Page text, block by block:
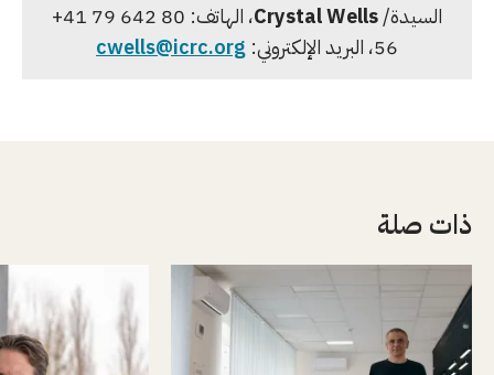
السيدة/Crystal Wells
، الهاتف: ‎+41 79 642 80
56، البريد الإلكتروني:
cwells@icrc.org
ذات صلة